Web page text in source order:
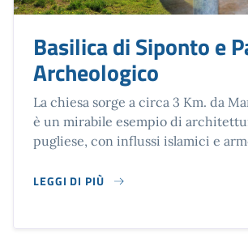
Basilica di Siponto e
Archeologico
La chiesa sorge a circa 3 Km. da
è un mirabile esempio di
pugliese, con influssi islamici e
LEGGI DI PIÙ
SU BASILICA DI SIPONTO E PARCO